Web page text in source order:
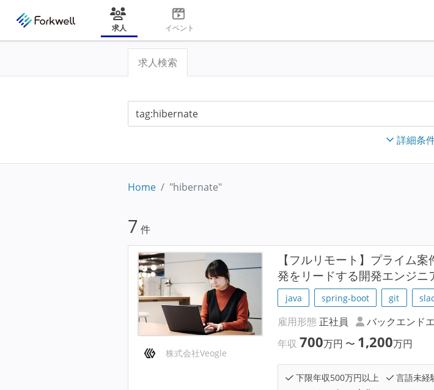
求人 イベント
求人検索
詳細条
Home "hibernate"
7 件
株式会社Veogle
【フルリモート】プライム
発をリードする開発エンジ
java spring-boot git
雇用形態 正社員 バックエンド
年収700万円 〜 1,200万円
下限年収500万円以上 言語未経